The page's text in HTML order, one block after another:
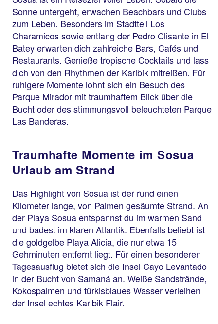
Sonne untergeht, erwachen Beachbars und Clubs
zum Leben. Besonders im Stadtteil Los
Charamicos sowie entlang der Pedro Clisante in El
Batey erwarten dich zahlreiche Bars, Cafés und
Restaurants. Genieße tropische Cocktails und lass
dich von den Rhythmen der Karibik mitreißen. Für
ruhigere Momente lohnt sich ein Besuch des
Parque Mirador mit traumhaftem Blick über die
Bucht oder des stimmungsvoll beleuchteten Parque
Las Banderas.
Traumhafte Momente im Sosua
Urlaub am Strand
Das Highlight von Sosua ist der rund einen
Kilometer lange, von Palmen gesäumte Strand. An
der Playa Sosua entspannst du im warmen Sand
und badest im klaren Atlantik. Ebenfalls beliebt ist
die goldgelbe Playa Alicia, die nur etwa 15
Gehminuten entfernt liegt. Für einen besonderen
Tagesausflug bietet sich die Insel Cayo Levantado
in der Bucht von Samaná an. Weiße Sandstrände,
Kokospalmen und türkisblaues Wasser verleihen
der Insel echtes Karibik Flair.